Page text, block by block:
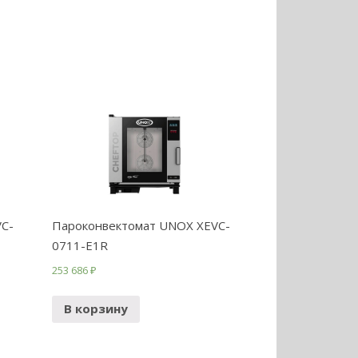
Пароконвектомат UNOX XEVC-
0711-E1R
253 686₽
В корзину